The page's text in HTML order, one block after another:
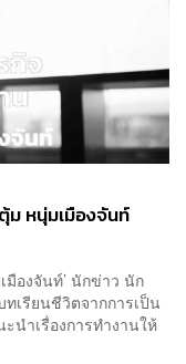
ม หนุ่มเมืองจันท์
มืองจันท์’ นักข่าว นัก
เรียนชีวิตจากการเป็น
นำเรื่องการทำงานให้